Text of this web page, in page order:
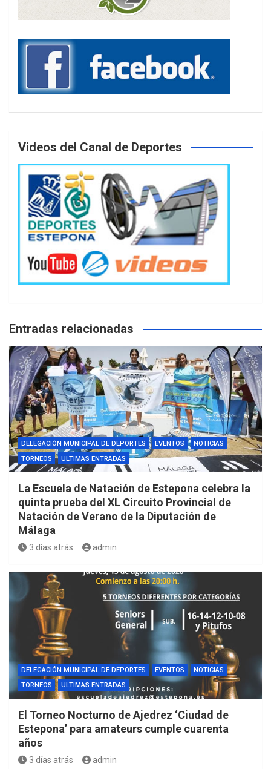
Videos del Canal de Deportes
Entradas relacionadas
DELEGACIÓN MUNICIPAL DE DEPORTES EVENTOS
NOTICIAS
TORNEOS
ULTIMAS ENTRADAS
La Escuela de Natación de Estepona celebra la
quinta prueba del XL Circuito Provincial de
Natación de Verano de la Diputación de
Málaga
3 días atrás admin
DELEGACIÓN MUNICIPAL DE DEPORTES EVENTOS
NOTICIAS
TORNEOS
ULTIMAS ENTRADAS
El Torneo Nocturno de Ajedrez ‘Ciudad de
Estepona’ para amateurs cumple cuarenta
años
3 días atrás admin